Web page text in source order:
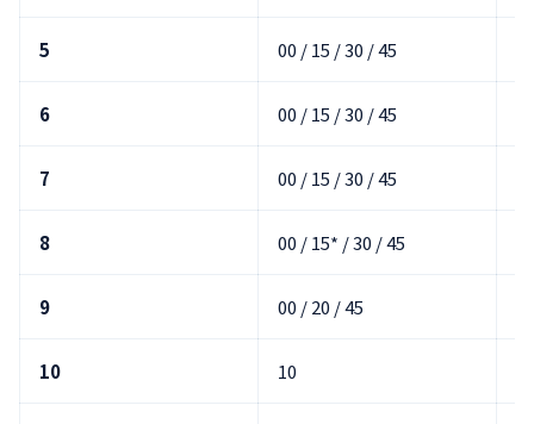
5 00 / 15 / 30 / 45
6 00 / 15 / 30 / 45
7 00 / 15 / 30 / 45
8 00 / 15* / 30 / 45
9 00 / 20 / 45
10 10